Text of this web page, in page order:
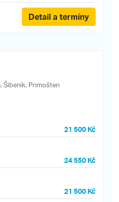
Detail a termíny
Šibenik, Primošten
21 500 Kč
24 550 Kč
21 500 Kč